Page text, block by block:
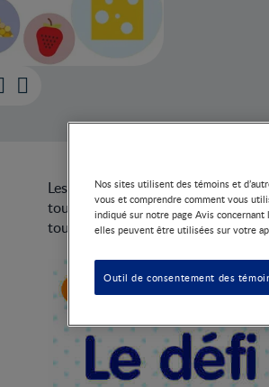
Les collations sont un excellent
tout-petit. Relevez notre défi des
tout-petit.
Nos sites utilisent des témoins et
vous et comprendre comment vous
indiqué sur notre page Avis
elles peuvent être utilisées sur votre
Outil de consentement des